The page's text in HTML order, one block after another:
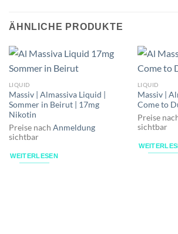
ÄHNLICHE PRODUKTE
LIQUID
Massiv | Almassiva Liquid |
Sommer in Beirut | 17mg
Nikotin
Preise nach Anmeldung
sichtbar
WEITERLESEN
LIQUID
Massiv |
Come to
Preise
sichtbar